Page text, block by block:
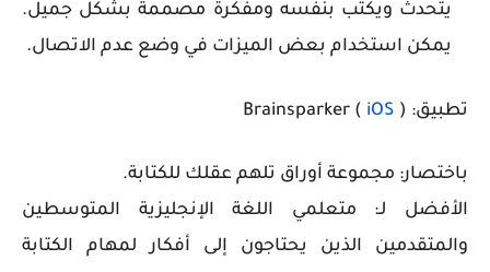
يتحدث ويكتب بنفسه ومفكرة مصممة بشكل جميل.
يمكن استخدام بعض الميزات في وضع عدم الاتصال.
تطبيق: Brainsparker ( iOS )
باختصار: مجموعة أوراق تلهم عقلك للكتابة.
الأفضل لـ: متعلمي اللغة الإنجليزية المتوسطين
والمتقدمين الذين يحتاجون إلى أفكار لمهام الكتابة